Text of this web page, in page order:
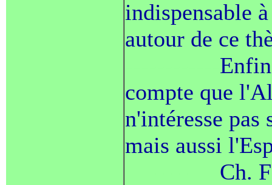
indispensable
autour de ce
compte que
n'intéresse pas
mais aussi
Ch.